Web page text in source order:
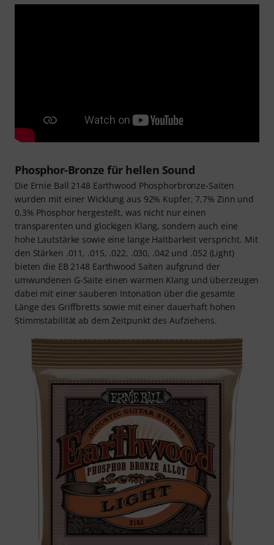
Phosphor-Bronze für hellen Sound
Die Ernie Ball 2148 Earthwood Phosphorbronze-Saiten
wurden mit einer Wicklung aus 92% Kupfer, 7,7% Zinn und
0,3% Phosphor hergestellt, was nicht nur einen
transparenten und glockigen Klang, sondern auch eine
hohe Lautstärke sowie eine lange Haltbarkeit verspricht. Mit
den Stärken .011, .015, .022, .030, .042 und .052 (Light)
bieten die EB 2148 Earthwood Saiten aufgrund der
umwundenen G-Saite einen warmen Klang und überzeugen
dabei mit einer sauberen Intonation über die gesamte
Länge des Griffbretts sowie mit einer dauerhaft hohen
Stimmstabilität ab dem Zeitpunkt des Aufziehens.